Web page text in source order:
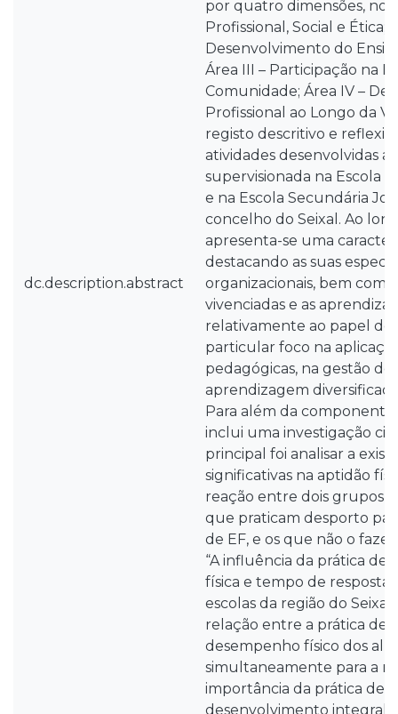
dc.description.abstract
por quatro dimensões,
Profissional, Social e Ética;
Desenvolvimento do
Área III – Participação na
Comunidade; Área IV –
Profissional ao Longo da
registo descritivo e
atividades desenvolvidas
supervisionada na Escola
e na Escola Secundária
concelho do Seixal. Ao
apresenta-se uma
destacando as suas
organizacionais, bem
vivenciadas e as
relativamente ao papel de
particular foco na
pedagógicas, na gestão
aprendizagem
Para além da
inclui uma investigação
principal foi analisar a
significativas na aptidão
reação entre dois grupos
que praticam desporto
de EF, e os que não o
“A influência da prática
física e tempo de resposta
escolas da região do
relação entre a prática
desempenho físico dos
simultaneamente para a
importância da prática
desenvolvimento integral